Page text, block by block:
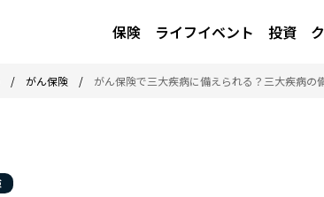
保険 ライフイベント 投資
/ がん保険 / がん保険で三大疾病に備えられる？三大疾病の